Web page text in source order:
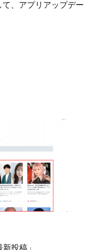
、アプリアップデー
投稿」